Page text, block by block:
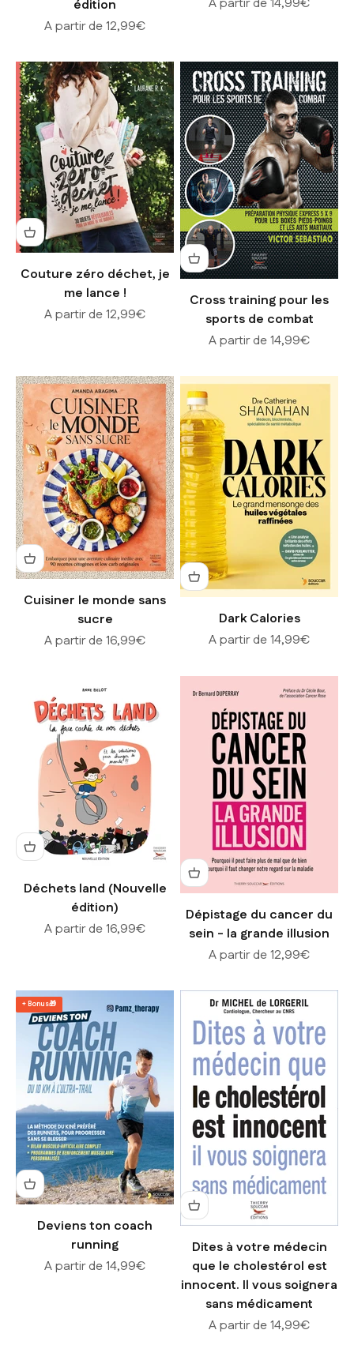
édition
Prix de vente
A partir de 12,99€
A partir de 14,99€
Couture zéro déchet, je
me lance !
Prix de vente
A partir de 12,99€
Cross training pour les
sports de combat
Prix de vente
A partir de 14,99€
Cuisiner le monde sans
sucre
Prix de vente
A partir de 16,99€
Dark Calories
Prix de vente
A partir de 14,99€
Déchets land (Nouvelle
édition)
Prix de vente
A partir de 16,99€
Dépistage du cancer du
sein - la grande illusion
Prix de vente
A partir de 12,99€
+ Bonus🎁
Deviens ton coach
running
Prix de vente
A partir de 14,99€
Dites à votre médecin
que le cholestérol est
innocent. Il vous soignera
sans médicament
Prix de vente
A partir de 14,99€